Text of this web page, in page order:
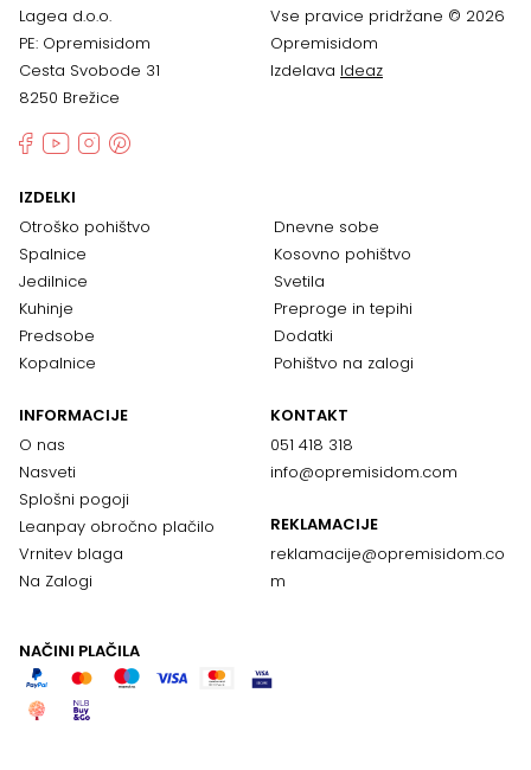
Lagea d.o.o.
PE: Opremisidom
Cesta Svobode 31
8250 Brežice
Vse pravice pridržane © 2026
Opremisidom
Izdelava Ideaz
IZDELKI
Otroško pohištvo
Spalnice
Jedilnice
Kuhinje
Predsobe
Kopalnice
Dnevne sobe
Kosovno pohištvo
Svetila
Preproge in tepihi
Dodatki
Pohištvo na zalogi
INFORMACIJE
O nas
Nasveti
Splošni pogoji
Leanpay obročno plačilo
Vrnitev blaga
Na Zalogi
KONTAKT
051 418 318
info@opremisidom.com
REKLAMACIJE
reklamacije@opremisidom.co
m
NAČINI PLAČILA